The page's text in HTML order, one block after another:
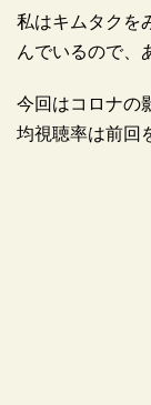
私はキムタクを
んでいるので、
今回はコロナの
均視聴率は前回